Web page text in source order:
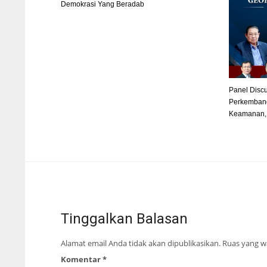
Demokrasi Yang Beradab
Panel
Tinggalkan Balasan
Alamat email Anda tidak akan dipublikasikan. Ruas yang
Komentar*